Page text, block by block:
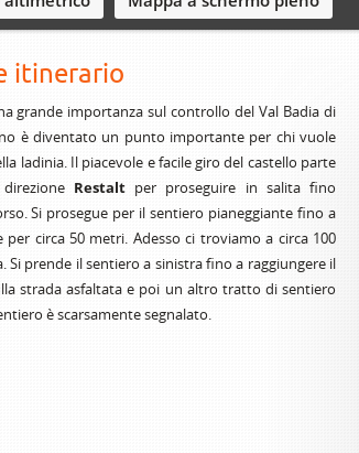
itinerario
grande importanza sul controllo del Val Badia di
è diventato un punto importante per chi vuole
ladinia. Il piacevole e facile giro del castello parte
Restaltper proseguire in salita fino
Si prosegue per il sentiero pianeggiante fino a
circa 50 metri. Adesso ci troviamo a circa 100
Si prende il sentiero a sinistra fino a raggiungere il
strada asfaltata e poi un altro tratto di sentiero
è scarsamente segnalato.